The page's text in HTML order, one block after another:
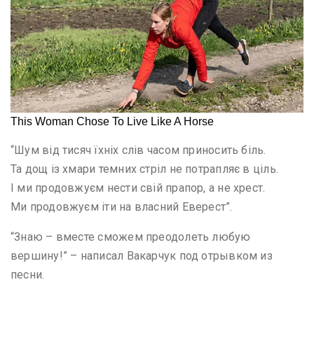
“Шум від тисяч їхніх слів часом приносить біль.
Та дощ із хмари темних стріл не потрапляє в ціль.
І ми продовжуєм нести свій прапор, а не хрест.
Ми продовжуєм іти на власний Еверест”.
“Знаю – вместе сможем преодолеть любую
вершину!” – написал Вакарчук под отрывком из
песни.